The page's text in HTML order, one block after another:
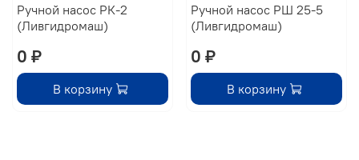
Ручной насос РК-2
(Ливгидромаш)
0 ₽
В корзину
Ручной насос РШ 25-5
(Ливгидромаш)
0 ₽
В корзину